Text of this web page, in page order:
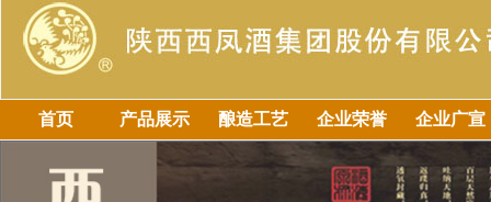
首页 产品展示 酿造工艺 企业荣誉 企业广宣